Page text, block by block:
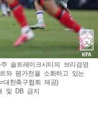
솔트레이크시티의 브리검영
와 평가전을 소화하고 있는
한축구협회 제공)
및 DB 금지